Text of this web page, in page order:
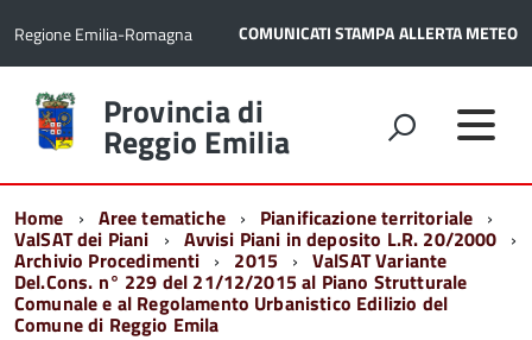
Regione Emilia-Romagna COMUNICATI STAMPAALLERTA METEO
Torna
alla
home
Provincia di
Reggio Emilia
Home Aree tematiche Pianificazione territoriale
ValSAT dei Piani Avvisi Piani in deposito L.R. 20/2000
Archivio Procedimenti 2015 ValSAT Variante
Del.Cons. n° 229 del 21/12/2015 al Piano Strutturale
Comunale e al Regolamento Urbanistico Edilizio del
Comune di Reggio Emila